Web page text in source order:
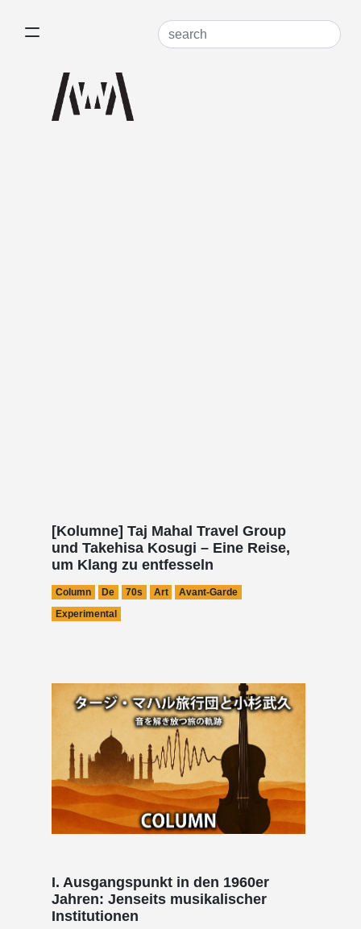
[Kolumne] Taj Mahal Travel Group
und Takehisa Kosugi – Eine Reise,
um Klang zu entfesseln
Column De 70s Art
Avant-Garde
Experimental
I. Ausgangspunkt in den 1960er
Jahren: Jenseits musikalischer
Institutionen